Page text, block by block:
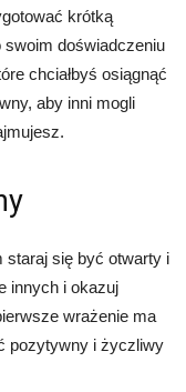
krótką
swoim doświadczeniu
chciałbyś osiągnąć
aby inni mogli
staraj się być otwarty i
innych i okazuj
wrażenie ma
pozytywny i życzliwy